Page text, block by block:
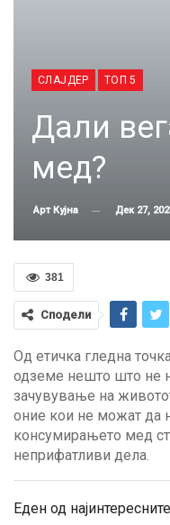
СЛАЈДЕР ТОП 5
Дали
мед?
Арт Кујна Дек 27,
381
Сподели
Од етичка гледна
одземе нешто што не
зачувување на
оние кои не можат да
консумирањето мед
неприфатливи дела.
Еден од